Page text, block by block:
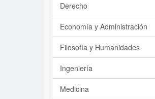
Derecho
Economía y Administración
Filosofía y Humanidades
Ingeniería
Medicina